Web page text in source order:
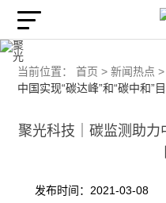
当前位置： 首页 > 新闻热点 >
中国实现“碳达峰”和“碳中和”
聚光科技｜碳监测助力
发布时间：2021-03-08